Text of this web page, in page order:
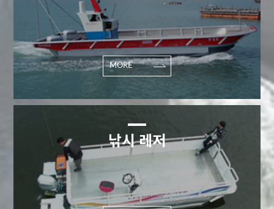
MORE
낚시 레저